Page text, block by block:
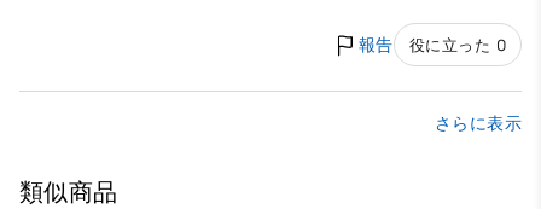
報告 役に立った 0
さらに表示
類似商品